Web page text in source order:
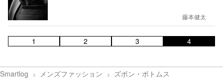
藤本健太
1 2 3 4
Smartlog メンズファッション ズボン・ボトムス